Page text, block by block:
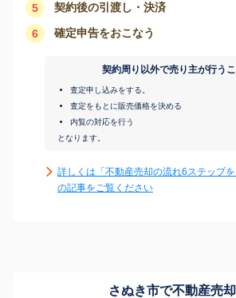
5 契約後の引渡し・決済
6 確定申告をおこなう
契約周り以外で売り主が行う
査定申し込みをする。
査定をもとに販売価格を決める
内覧の対応を行う
となります。
詳しくは「不動産売却の流れ6ステップを
の記事をご覧ください
さぬき市で不動産売